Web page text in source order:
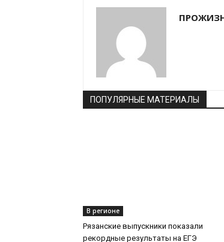
ПОПУЛЯРНЫЕ МАТЕРИАЛЫ
В регионе
Рязанские выпускники показали
рекордные результаты на ЕГЭ